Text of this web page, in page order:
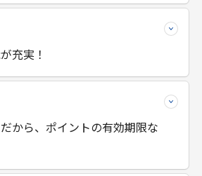
充実！
から、ポイントの有効期限な